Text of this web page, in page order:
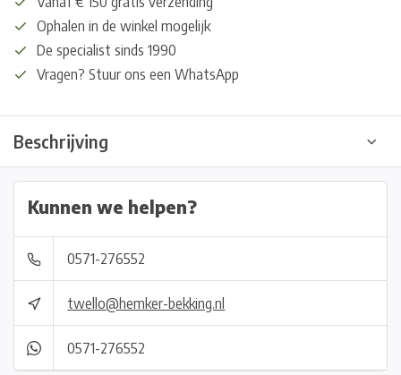
Ophalen in de winkel mogelijk
De specialist sinds 1990
Vragen? Stuur ons een WhatsApp
Beschrijving
Kunnen we helpen?
0571-276552
twello@hemker-bekking.nl
0571-276552